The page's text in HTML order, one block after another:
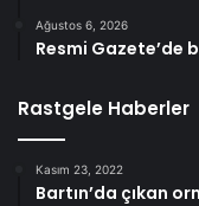
Ağustos 6, 2026
Resmi Gazete’de
Rastgele Haberler
Kasım 23, 2022
Bartın’da çıkan